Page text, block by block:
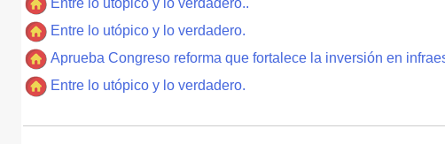
Entre lo utópico y lo verdadero..
Entre lo utópico y lo verdadero.
Aprueba Congreso reforma que fortalece la inversión en
Entre lo utópico y lo verdadero.